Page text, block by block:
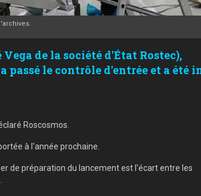
de la société d'État Rostec),
passé le contrôle d'entrée et a été
Roscosmos.
à l'année prochaine.
de préparation du lancement est l'écart entre les